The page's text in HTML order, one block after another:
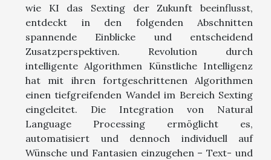
wie KI das Sexting der Zukunft beeinflusst,
entdeckt in den folgenden Abschnitten
spannende Einblicke und entscheidend
Zusatzperspektiven. Revolution durch
intelligente Algorithmen Künstliche Intelligenz
hat mit ihren fortgeschrittenen Algorithmen
einen tiefgreifenden Wandel im Bereich Sexting
eingeleitet. Die Integration von Natural
Language Processing ermöglicht es,
automatisiert und dennoch individuell auf
Wünsche und Fantasien einzugehen – Text- und